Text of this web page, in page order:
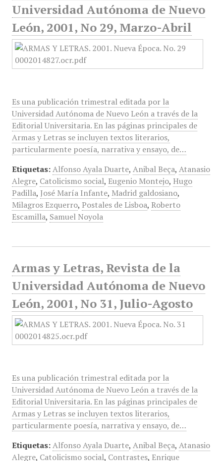
Universidad Autónoma de Nuevo
León, 2001, No 29, Marzo-Abril
Es una publicación trimestral editada por la
Universidad Autónoma de Nuevo León a través de la
Editorial Universitaria. En las páginas principales de
Armas y Letras se incluyen textos literarios,
particularmente poesía, narrativa y ensayo, de…
Etiquetas: Alfonso Ayala Duarte, Anibal Beça, Atanasio
Alegre, Catolicismo social, Eugenio Montejo, Hugo
Padilla, José María Infante, Madrid galdosiano,
Milagros Ezquerro, Postales de Lisboa, Roberto
Escamilla, Samuel Noyola
Armas y Letras, Revista de la
Universidad Autónoma de Nuevo
León, 2001, No 31, Julio-Agosto
Es una publicación trimestral editada por la
Universidad Autónoma de Nuevo León a través de la
Editorial Universitaria. En las páginas principales de
Armas y Letras se incluyen textos literarios,
particularmente poesía, narrativa y ensayo, de…
Etiquetas: Alfonso Ayala Duarte, Anibal Beça, Atanasio
Alegre, Catolicismo social, Contrastes, Enrique